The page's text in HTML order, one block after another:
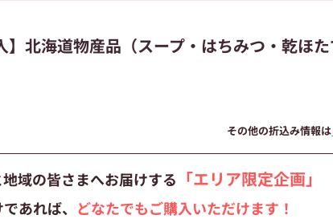
】北海道物産品（スープ・はちみつ・乾ほ
その他の折込み情報は
域の皆さまへお届けする 「エリア限定企画」
あれば、 どなたでもご購入いただけます！